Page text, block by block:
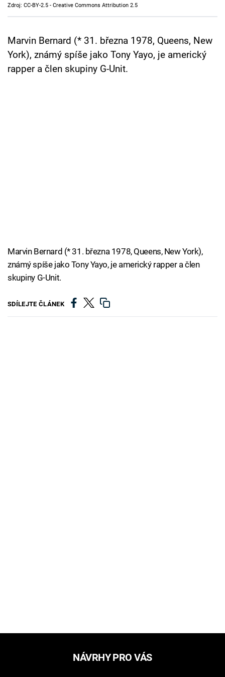
Cool Esport
Pořady
TV Program
Zdroj: CC-BY-2.5 - Creative Commons Attribution 2.5
Marvin Bernard (* 31. března 1978, Queens, New
York), známý spíše jako Tony Yayo, je americký
rapper a člen skupiny G-Unit.
Marvin Bernard (* 31. března 1978, Queens, New York),
známý spíše jako Tony Yayo, je americký rapper a člen
skupiny G-Unit.
SDÍLEJTE ČLÁNEK
NÁVRHY PRO VÁS